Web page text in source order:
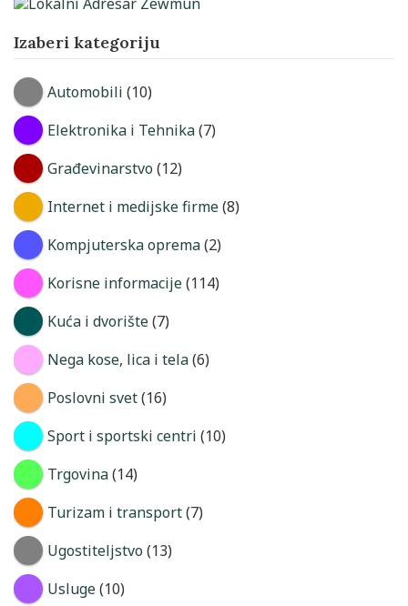
Izaberi kategoriju
Automobili (10)
Elektronika i Tehnika(7)
Građevinarstvo (12)
Internet i medijske firme(8)
Kompjuterska oprema(2)
Korisne informacije(114)
Kuća i dvorište(7)
Nega kose, lica i tela(6)
Poslovni svet(16)
Sport i sportski centri (10)
Trgovina(14)
Turizam i transport(7)
Ugostiteljstvo (13)
Usluge(10)